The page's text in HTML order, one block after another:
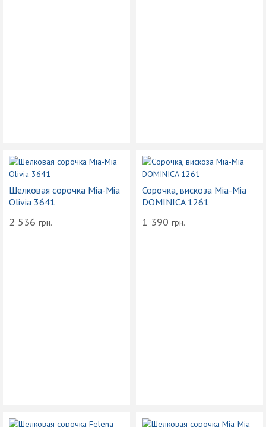
Шелковая сорочка Mia-Mia
Olivia 3641
2 536 грн.
Сорочка, вискоза Mia-Mia
DOMINICA 1261
1 390 грн.